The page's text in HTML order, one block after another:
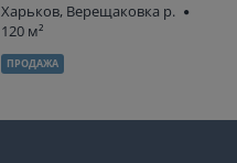
Харьков, Верещаковка р.
120 м²
ПРОДАЖА